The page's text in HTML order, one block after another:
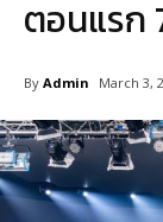
ตอนแรก
By Admin March 3,